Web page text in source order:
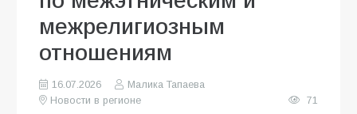
межрелигиозным
отношениям
16.07.2026
Малика Тапаева
Новости в регионе
71